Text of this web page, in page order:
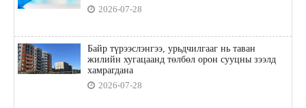
2026-07-28
Байр түрээслэнгээ, урьдчилгааг нь таван
жилийн хугацаанд төлбөл орон сууцны зээлд
хамрагдана
2026-07-28